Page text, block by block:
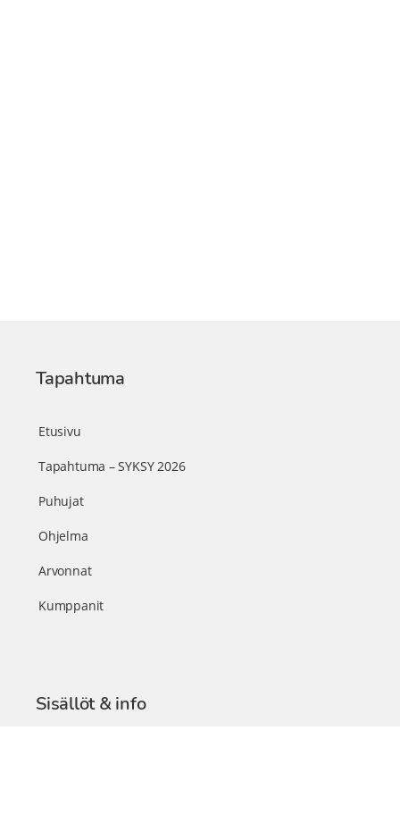
Tapahtuma
Etusivu
Tapahtuma – SYKSY 2026
Puhujat
Ohjelma
Arvonnat
Kumppanit
Sisällöt & info